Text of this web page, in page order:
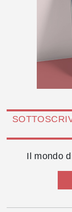
Il mondo